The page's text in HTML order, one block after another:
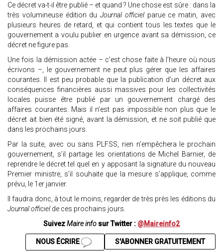
Ce décret va-t-il être publié – et quand ? Une chose est sûre : dans la
très volumineuse édition duJournal officielparue ce matin, avec
plusieurs heures de retard, et qui contient tous les textes que le
gouvernement a voulu publier en urgence avant sa démission, ce
décret ne figure pas.
Une fois la démission actée – c’est chose faite à l’heure où nous
écrivons –, le gouvernement ne peut plus gérer que les affaires
courantes. Il est peu probable que la publication d’un décret aux
conséquences financières aussi massives pour les collectivités
locales puisse être publié par un gouvernement chargé des
affaires courantes. Mais il n’est pas impossible non plus que le
décret ait bien été signé, avant la démission, et ne soit publié que
dans les prochains jours.
Par la suite, avec ou sans PLFSS, rien n’empêchera le prochain
gouvernement, s’il partage les orientations de Michel Barnier, de
reprendre le décret tel quel en y apposant la signature du nouveau
Premier ministre, s’il souhaite que la mesure s’applique, comme
prévu, le 1er janvier.
Il faudra donc, à tout le moins, regarder de très près les éditions du
Journal officiel de ces prochains jours.
SuivezMaire info sur Twitter : @Maireinfo2
S'ABONNER GRATUITEMENT
NOUS ÉCRIRE